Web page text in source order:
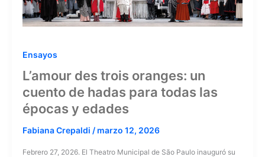
Ensayos
L’amour des trois oranges: un
cuento de hadas para todas las
épocas y edades
Fabiana Crepaldi / marzo 12, 2026
Febrero 27, 2026. El Theatro Municipal de São Paulo inauguró su